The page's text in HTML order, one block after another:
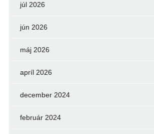
júl 2026
jún 2026
máj 2026
apríl 2026
december 2024
február 2024